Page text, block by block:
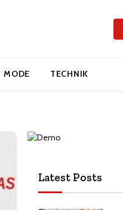
MODE TECHNIK
Latest Posts